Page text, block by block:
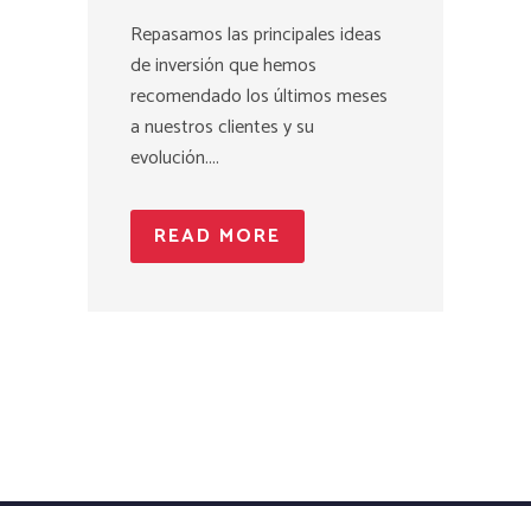
Repasamos las principales ideas
de inversión que hemos
recomendado los últimos meses
a nuestros clientes y su
evolución....
READ MORE